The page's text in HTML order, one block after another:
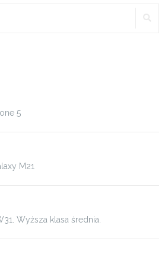
5
M21
Wyższa klasa średnia.